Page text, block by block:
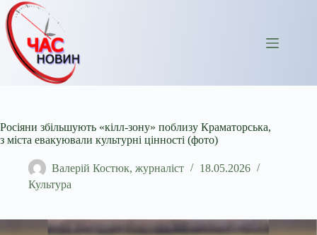
Перейти
до
вмісту
Росіяни збільшують «кілл-зону» поблизу Краматорська,
з міста евакуювали культурні цінності (фото)
Валерій Костюк, журналіст
18.05.2026
Культура